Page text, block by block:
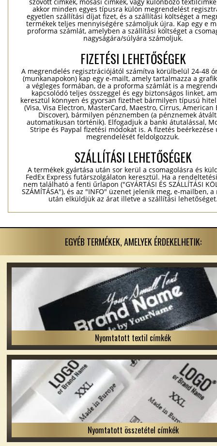
akkor minden egyes típusra külön megrendelést
egyetlen szállítási díjat fizet, és a szállítási költséget a
termékek teljes mennyiségére számoljuk újra. Kap egy e
proforma számlát, amelyben a szállítási költséget a
nagyságára/súlyára számoljuk.
FIZETÉSI LEHETŐSÉGEK
A megrendelés regisztrációjától számítva körülbelül 24-48
(munkanapokon) kap egy e-mailt, amely tartalmazza a
a végleges formában, de a proforma számlát is a
kapcsolódó teljes összeggel és egy biztonságos linket,
keresztül könnyen és gyorsan fizethet bármilyen típusú
(Visa, Visa Electron, MasterCard, Maestro, Cirrus, American
Discover), bármilyen pénznemben (a pénznemek
automatikusan történik). Elfogadjuk a banki átutalással,
Stripe és Paypal fizetési módokat is. A fizetés beérkezése
megrendelését feldolgozzuk.
SZÁLLÍTÁSI LEHETŐSÉGEK
A termékek gyártása után sor kerül a csomagolásra és
FedEx Express futárszolgálaton keresztül. Ha a
nem található a fenti űrlapon ("GYÁRTÁSI ÉS SZÁLLÍTÁSI
SZÁMÍTÁSA"), és az "INFO" üzenet jelenik meg, e-mailben,
után elküldjük az árat illetve a szállítási
EGYÉB TERMÉKEK, AMELYEK ÉRDEKELHETIK:
Nyomtatott textil címkék
Nyomtatott összetétel címkék